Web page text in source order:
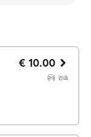
€ 10.00